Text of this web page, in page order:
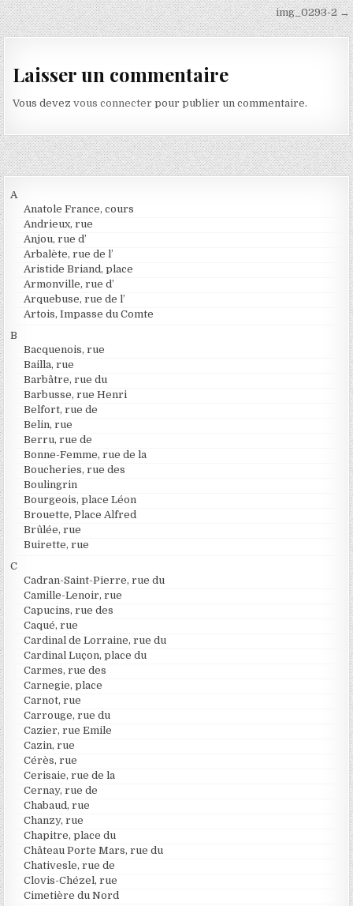
Navigation de l’article img_0293-2 →
Laisser un commentaire
Vous devezvous connecter pour publier un commentaire.
A
Anatole France, cours
Andrieux, rue
Anjou, rue d’
Arbalète, rue de l’
Aristide Briand, place
Armonville, rue d’
Arquebuse, rue de l’
Artois, Impasse du Comte
B
Bacquenois, rue
Bailla, rue
Barbâtre, rue du
Barbusse, rue Henri
Belfort, rue de
Belin, rue
Berru, rue de
Bonne-Femme, rue de la
Boucheries, rue des
Boulingrin
Bourgeois, place Léon
Brouette, Place Alfred
Brûlée, rue
Buirette, rue
C
Cadran-Saint-Pierre, rue du
Camille-Lenoir, rue
Capucins, rue des
Caqué, rue
Cardinal de Lorraine, rue du
Cardinal Luçon, place du
Carmes, rue des
Carnegie, place
Carnot, rue
Carrouge, rue du
Cazier, rue Emile
Cazin, rue
Cérès, rue
Cerisaie, rue de la
Cernay, rue de
Chabaud, rue
Chanzy, rue
Chapitre, place du
Château Porte Mars, rue du
Chativesle, rue de
Clovis-Chézel, rue
Cimetière du Nord